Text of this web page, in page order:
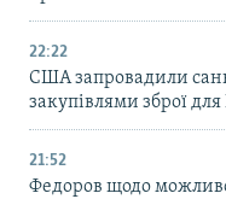
22:22
США запровадили
закупівлями зброї
21:52
Федоров щодо